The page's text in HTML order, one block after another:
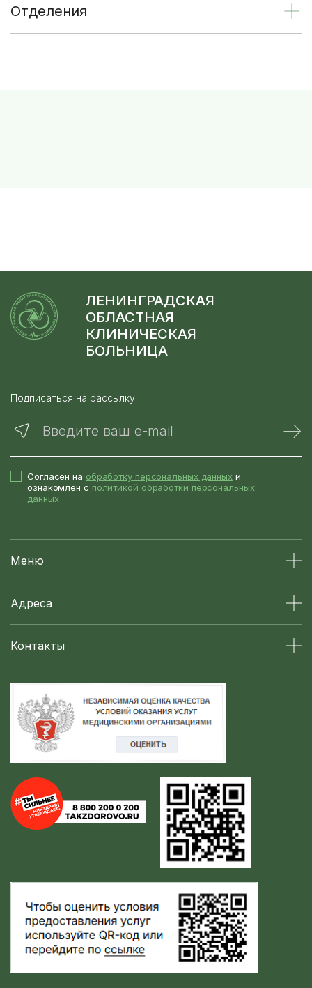
Отделения
ЛЕНИНГРАДСКАЯ
ОБЛАСТНАЯ
КЛИНИЧЕСКАЯ
БОЛЬНИЦА
Подписаться на рассылку
Введите ваш e-mail
Согласен на обработку персональных данных и
ознакомлен с политикой обработки персональных
данных
Меню
Адреса
Контакты